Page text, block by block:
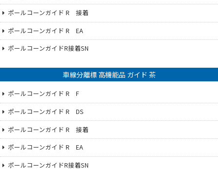
ポールコーンガイド R 接着
ポールコーンガイド R EA
ポールコーンガイドR接着SN
車線分離標 高機能品 ガイド 茶
ポールコーンガイド R F
ポールコーンガイド R DS
ポールコーンガイド R 接着
ポールコーンガイド R EA
ポールコーンガイドR接着SN